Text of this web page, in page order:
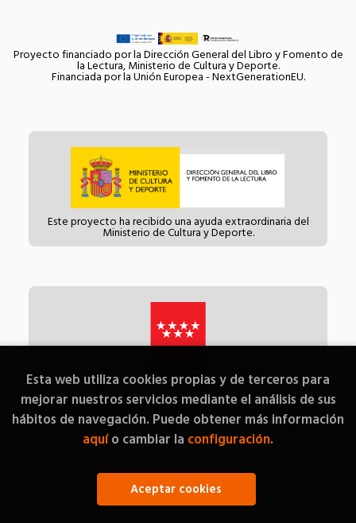
Proyecto financiado por la Dirección General del Libro y Fomento de
la Lectura, Ministerio de Cultura y Deporte.
Financiada por la Unión Europea - NextGenerationEU.
Este proyecto ha recibido una ayuda extraordinaria del
Ministerio de Cultura y Deporte.
Esta actividad ha recibido una ayuda para la modernización
de las librerías de la Comunidad de Madrid correspondiente
al año 2021.
Librería Diógenes. Todos los Derechos Reservados |
Esta web utiliza cookies propias y de terceros para
mejorar nuestros servicios mediante el análisis de sus
hábitos de navegación. Puede obtener más información
aquío cambiar la configuración.
Aceptar cookies